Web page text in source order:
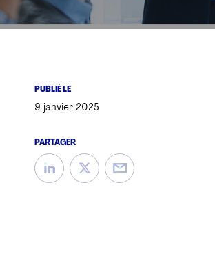
PUBLIÉ LE
9 janvier 2025
PARTAGER